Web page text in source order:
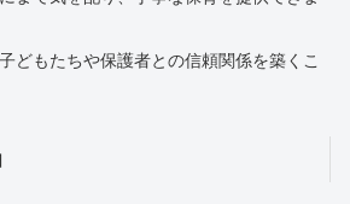
どもたちや保護者との信頼関係を築くこ